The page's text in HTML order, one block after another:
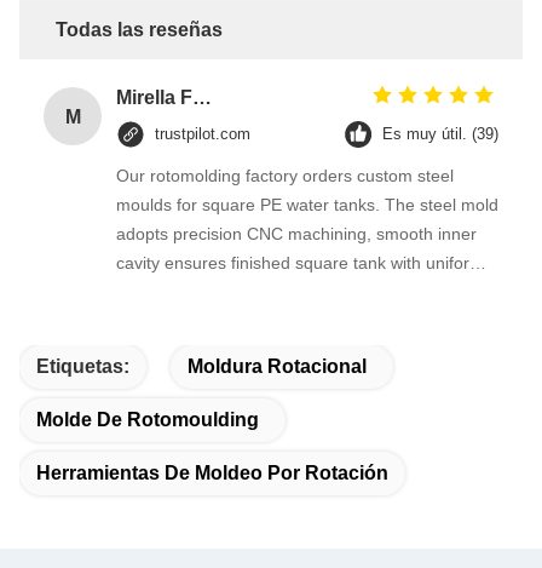
Todas las reseñas
M
Mirella Fuentes
trustpilot.com Es muy útil. (39)
Our rotomolding factory orders custom steel
moulds for square PE water tanks. The steel mold
adopts precision CNC machining, smooth inner
cavity ensures finished square tank with uniform
small household to large industrial storage tanks.
Etiquetas: Moldura Rotacional
Molde De Rotomoulding
Herramientas De Moldeo Por Rotación